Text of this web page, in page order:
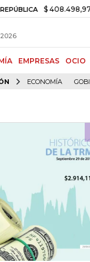
$ 408.498,97 +$
2026
EMPRESAS OCIO
ECONOMÍA